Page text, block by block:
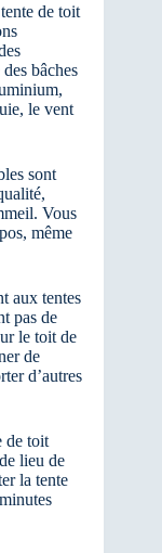
de toit
bâches
le vent
sont
Vous
même
aux tentes
pas de
le toit de
de
d’autres
de toit
lieu de
la tente